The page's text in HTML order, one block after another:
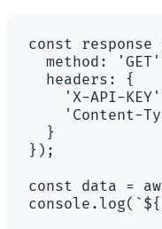
const
method:
  headers: {
'X-API-
'Content-
  }
});
const data =